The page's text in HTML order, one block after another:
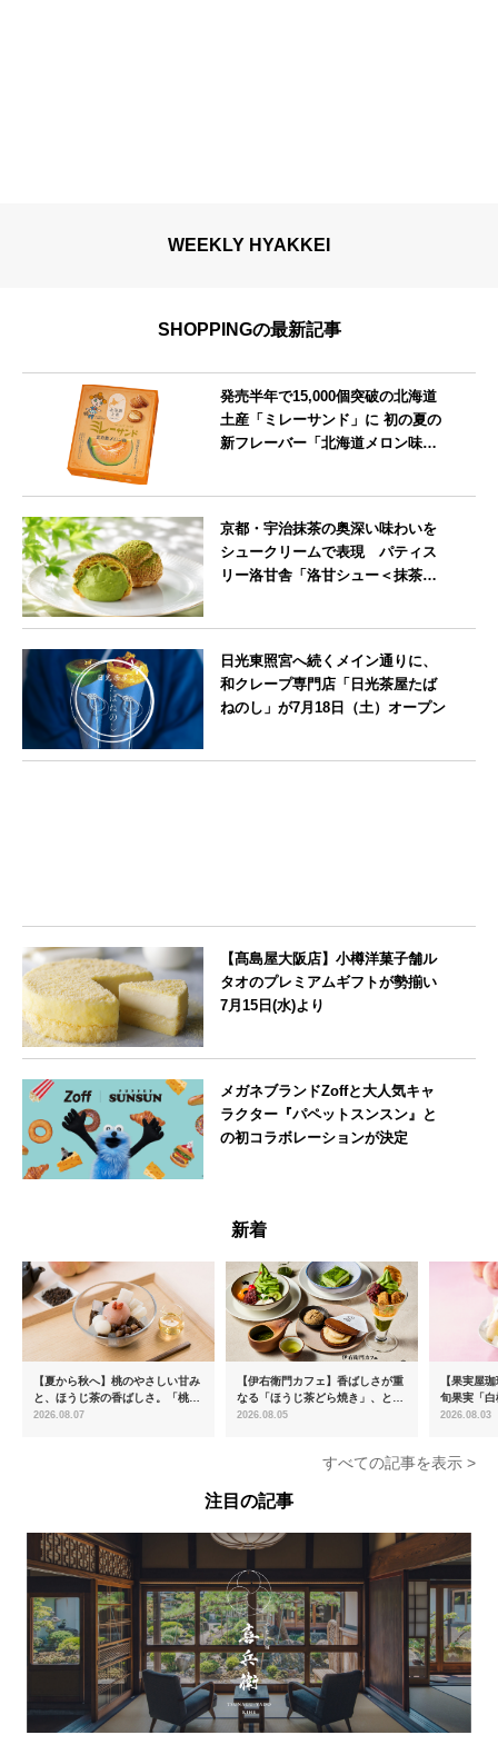
WEEKLY HYAKKEI
SHOPPINGの最新記事
発売半年で15,000個突破の北海道
土産「ミレーサンド」に 初の夏の
新フレーバー「北海道メロン味」
京都・宇治抹茶の奥深い味わいを
シュークリームで表現 パティス
リー洛甘舎「洛甘シュー＜抹茶
日光東照宮へ続くメイン通りに、
和クレープ専門店「日光茶屋たば
ねのし」が7月18日（土）オープン
【髙島屋大阪店】小樽洋菓子舗ル
タオのプレミアムギフトが勢揃い
7月15日(水)より
メガネブランドZoffと大人気キャ
ラクター『パペットスンスン』と
の初コラボレーションが決定
新着
【夏から秋へ】桃のやさしい甘み
と、ほうじ茶の香ばしさ。「桃と
ほうじ茶のあんみつ」を8月中旬
2026.08.07
【伊右衛門カフェ】香ばしさが重
なる「ほうじ茶どら焼き」、とろ
ける「宇治抹茶ティラミス」が新
2026.08.05
【果実屋
旬果実「
限定販売
2026.08.03
すべての記事を表示 >
注目の記事